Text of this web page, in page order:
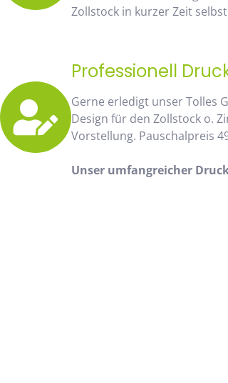
Zollstock in kurzer Zeit
Professionell
Gerne erledigt unser Tolles
Design für den Zollstock o.
Vorstellung. Pauschalpreis
Unser umfangreicher